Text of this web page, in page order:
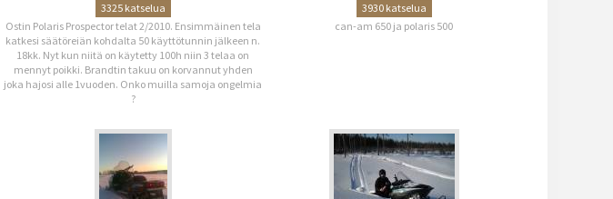
3325 katselua
Ostin Polaris Prospector telat 2/2010. Ensimmäinen tela
katkesi säätöreiän kohdalta 50 käyttötunnin jälkeen n.
18kk. Nyt kun niitä on käytetty 100h niin 3 telaa on
mennyt poikki. Brandtin takuu on korvannut yhden
joka hajosi alle 1vuoden. Onko muilla samoja ongelmia
?
3930 katselua
can-am 650 ja polaris 500